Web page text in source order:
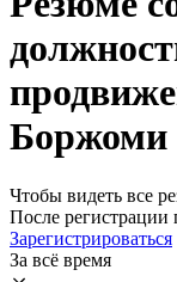
Боржоми
Чтобы видеть все
После
Зарегистрироваться
За всё время